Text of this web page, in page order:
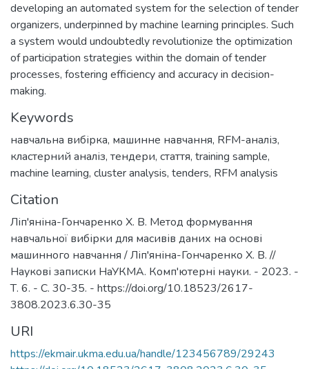
developing an automated system for the selection of tender
organizers, underpinned by machine learning principles. Such
a system would undoubtedly revolutionize the optimization
of participation strategies within the domain of tender
processes, fostering efficiency and accuracy in decision-
making.
Keywords
навчальна вибірка, машинне навчання, RFM-аналіз,
кластерний аналіз, тендери, стаття, training sample,
machine learning, cluster analysis, tenders, RFM analysis
Citation
Ліп'яніна-Гончаренко Х. В. Метод формування
навчальної вибірки для масивів даних на основі
машинного навчання / Ліп'яніна-Гончаренко Х. В. //
Наукові записки НаУКМА. Комп'ютерні науки. - 2023. -
Т. 6. - С. 30-35. - https://doi.org/10.18523/2617-
3808.2023.6.30-35
URI
https://ekmair.ukma.edu.ua/handle/123456789/29243